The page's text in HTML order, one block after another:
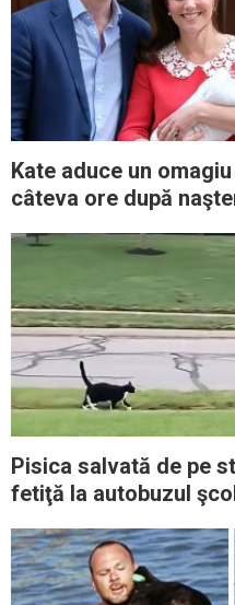
Kate aduce un
câteva ore după
Pisica salvată de pe
fetiţă la autobuzul